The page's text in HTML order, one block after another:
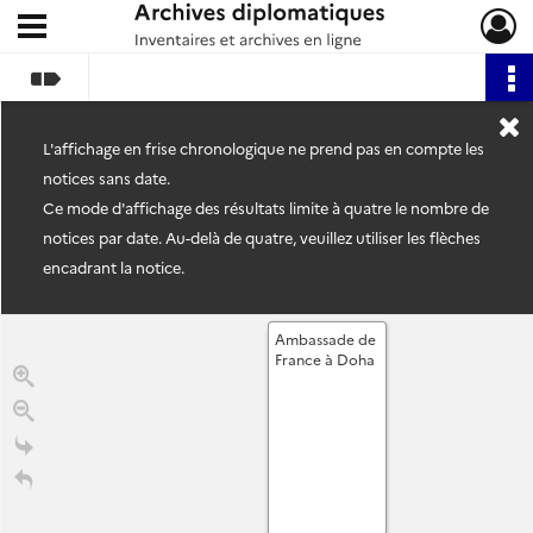
Archives diplomatiques
Ouvrir le menu déroulant
L'affichage en frise chronologique ne prend pas en compte les
notices sans date.
Ce mode d'affichage des résultats limite à quatre le nombre de
notices par date. Au-delà de quatre, veuillez utiliser les flèches
encadrant la notice.
Ambassade de
France à Doha